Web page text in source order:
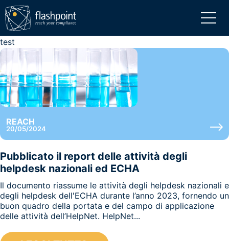
test
REACH
20/05/2024
Pubblicato il report delle attività degli
helpdesk nazionali ed ECHA
Il documento riassume le attività degli helpdesk nazionali e
degli helpdesk dell'ECHA durante l’anno 2023, fornendo un
buon quadro della portata e del campo di applicazione
delle attività dell’HelpNet. HelpNet...